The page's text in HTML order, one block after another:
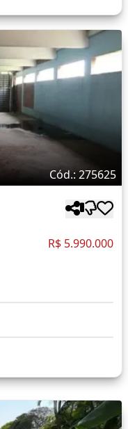
Cód.: 275625
R$ 5.990.000